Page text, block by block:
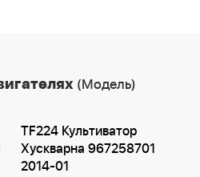
(Модель)
TF224 Культиватор
Хускварна 967258701
2014-01